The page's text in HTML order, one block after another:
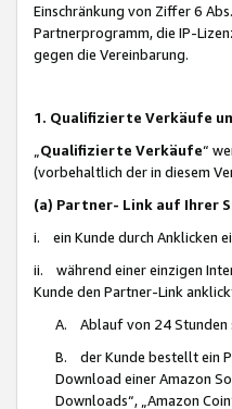
Einschränkung von Ziffer 6
Partnerprogramm, die IP-
gegen die Vereinbarung.
1. Qualifizierte Verkäufe
Qualifizierte Verkäufe“
(vorbehaltlich der in diesem
(a) Partner- Link auf Ihrer
i. ein Kunde durch Anklicken
ii. während einer einzigen
Kunde den Partner-Link
A. Ablauf von 24 Stunden
B. der Kunde bestellt ein
Download einer Amazon
Downloads“, „Amazon